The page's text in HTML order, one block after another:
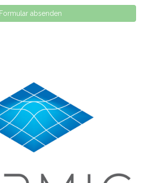
Formular absenden